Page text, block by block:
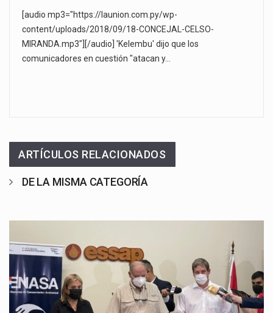
[audio mp3="https://launion.com.py/wp-
content/uploads/2018/09/18-CONCEJAL-CELSO-
MIRANDA.mp3"][/audio] 'Kelembu' dijo que los
comunicadores en cuestión "atacan y…
ARTÍCULOS RELACIONADOS
DE LA MISMA CATEGORÍA